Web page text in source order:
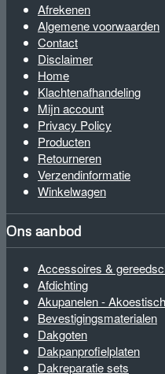
Afrekenen
Algemene voorwaarden
Contact
Disclaimer
Home
Klachtenafhandeling
Mijn account
Privacy Policy
Producten
Retourneren
Verzendinformatie
Winkelwagen
Ons aanbod
Accessoires &
Afdichting
Akupanelen -
Bevestigingsmaterialen
Dakgoten
Dakpanprofielplaten
Dakreparatie sets